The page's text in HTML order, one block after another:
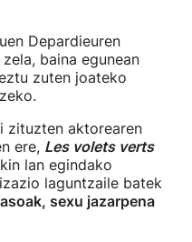
Depardieuren
baina egunean
zuten joateko
zituzten aktorearen
ere, Les volets verts
lan egindako
laguntzaile batek
sexu jazarpena